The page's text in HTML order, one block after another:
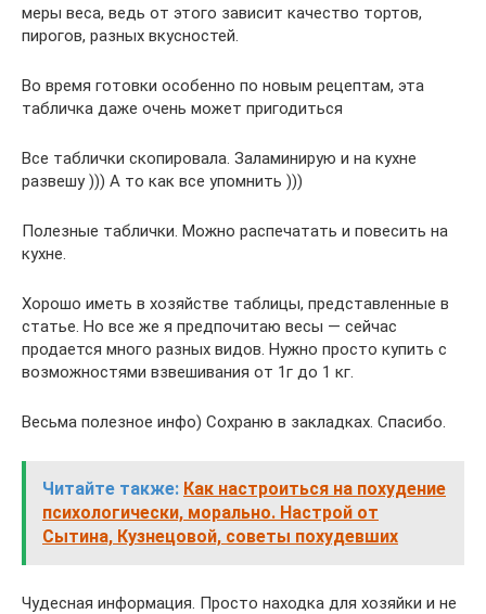
меры веса, ведь от этого зависит качество тортов,
пирогов, разных вкусностей.
Во время готовки особенно по новым рецептам, эта
табличка даже очень может пригодиться
Все таблички скопировала. Заламинирую и на кухне
развешу ))) А то как все упомнить )))
Полезные таблички. Можно распечатать и повесить на
кухне.
Хорошо иметь в хозяйстве таблицы, представленные в
статье. Но все же я предпочитаю весы — сейчас
продается много разных видов. Нужно просто купить с
возможностями взвешивания от 1г до 1 кг.
Весьма полезное инфо) Сохраню в закладках. Спасибо.
Читайте также: Как настроиться на похудение
психологически, морально. Настрой от
Сытина, Кузнецовой, советы похудевших
Чудесная информация. Просто находка для хозяйки и не